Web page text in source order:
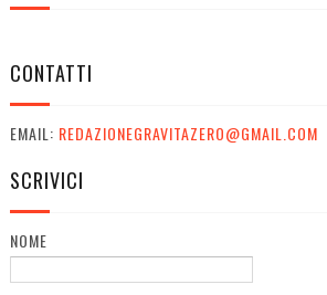
CONTATTI
EMAIL: REDAZIONEGRAVITAZERO@GMAIL.COM
SCRIVICI
NOME